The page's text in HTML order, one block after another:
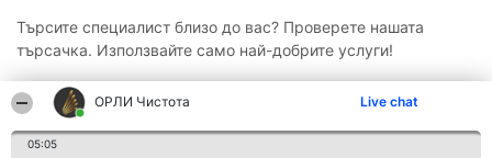
ОРЛИ Чистота Live chat
05:05
Търсите специалист близо до вас? Проверете нашата
търсачка. Използвайте само най-добрите услуги!